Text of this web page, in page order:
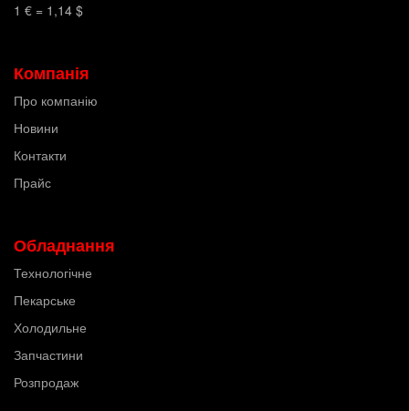
1 € = 1,14 $
Компанія
Про компанію
Новини
Контакти
Прайс
Обладнання
Технологічне
Пекарське
Холодильне
Запчастини
Розпродаж